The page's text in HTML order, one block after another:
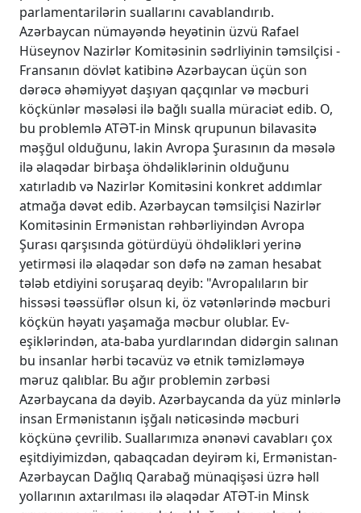
parlamentarilərin suallarını cavablandırıb.
Azərbaycan nümayəndə heyətinin üzvü Rafael
Hüseynov Nazirlər Komitəsinin sədrliyinin təmsilçisi -
Fransanın dövlət katibinə Azərbaycan üçün son
dərəcə əhəmiyyət daşıyan qaçqınlar və məcburi
köçkünlər məsələsi ilə bağlı sualla müraciət edib. O,
bu problemlə ATƏT-in Minsk qrupunun bilavasitə
məşğul olduğunu, lakin Avropa Şurasının da məsələ
ilə əlaqədar birbaşa öhdəliklərinin olduğunu
xatırladıb və Nazirlər Komitəsini konkret addımlar
atmağa dəvət edib. Azərbaycan təmsilçisi Nazirlər
Komitəsinin Ermənistan rəhbərliyindən Avropa
Şurası qarşısında götürdüyü öhdəlikləri yerinə
yetirməsi ilə əlaqədar son dəfə nə zaman hesabat
tələb etdiyini soruşaraq deyib: "Avropalıların bir
hissəsi təəssüflər olsun ki, öz vətənlərində məcburi
köçkün həyatı yaşamağa məcbur olublar. Ev-
eşiklərindən, ata-baba yurdlarından didərgin salınan
bu insanlar hərbi təcavüz və etnik təmizləməyə
məruz qalıblar. Bu ağır problemin zərbəsi
Azərbaycana da dəyib. Azərbaycanda da yüz minlərlə
insan Ermənistanın işğalı nəticəsində məcburi
köçkünə çevrilib. Suallarımıza ənənəvi cavabları çox
eşitdiyimizdən, qabaqcadan deyirəm ki, Ermənistan-
Azərbaycan Dağlıq Qarabağ münaqişəsi üzrə həll
yollarının axtarılması ilə əlaqədar ATƏT-in Minsk